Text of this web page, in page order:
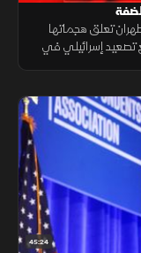
تعلق هجماتها
تصعيد إسرائيلي في
45:24